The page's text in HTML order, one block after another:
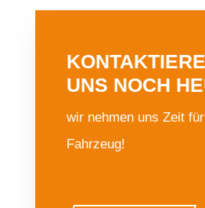
UNS NOCH
wir nehmen uns Zeit
Fahrzeug!